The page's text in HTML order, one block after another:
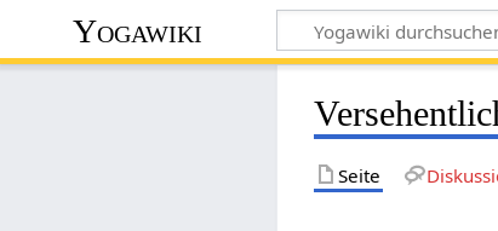
Yogawiki
Seite